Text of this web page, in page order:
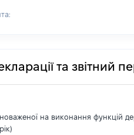
та звітний
на виконання функцій